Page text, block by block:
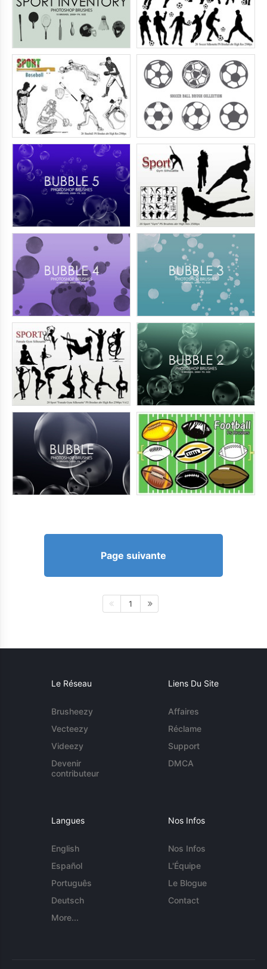
Page suivante
1
Le Réseau
Brusheezy
Vecteezy
Videezy
Devenir
contributeur
Liens Du Site
Affaires
Réclame
Support
DMCA
Langues
English
Español
Português
Deutsch
More...
Nos Infos
Nos Infos
L'Équipe
Le Blogue
Contact